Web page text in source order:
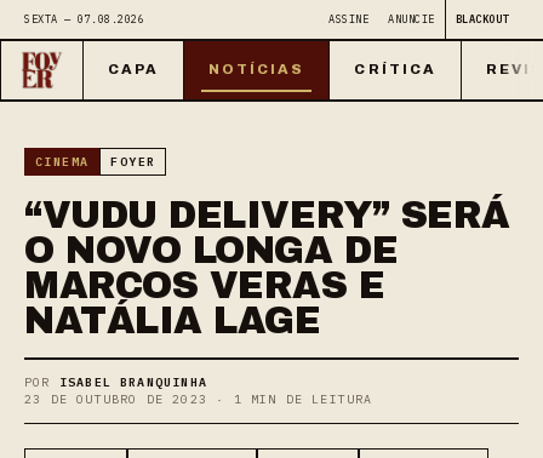
SEXTA — 07.08.2026 ASSINE ANUNCIE BLACKOUT
CAPA NOTÍCIAS CRÍTICA
CINEMA FOYER
“VUDU DELIVERY” SERÁ
O NOVO LONGA DE
MARCOS VERAS E
NATÁLIA LAGE
POR ISABEL BRANQUINHA
23 DE OUTUBRO DE 2023 · 1 MIN DE LEITURA